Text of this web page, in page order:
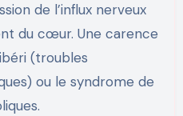
de l’influx nerveux
du cœur. Une carence
(troubles
ou le syndrome de